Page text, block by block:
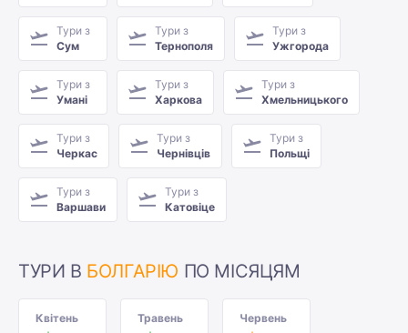
Тури з
Сум
Тури з
Тернополя
Тури з
Ужгорода
Тури з
Умані
Тури з
Харкова
Тури з
Хмельницького
Тури з
Черкас
Тури з
Чернівців
Тури з
Польщі
Тури з
Варшави
Тури з
Катовіце
ТУРИ В БОЛГАРІЮ ПО МІСЯЦЯМ
Квітень
Травень
Червень